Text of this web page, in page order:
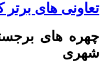
تعاونی های برتر
چهره های
شهری